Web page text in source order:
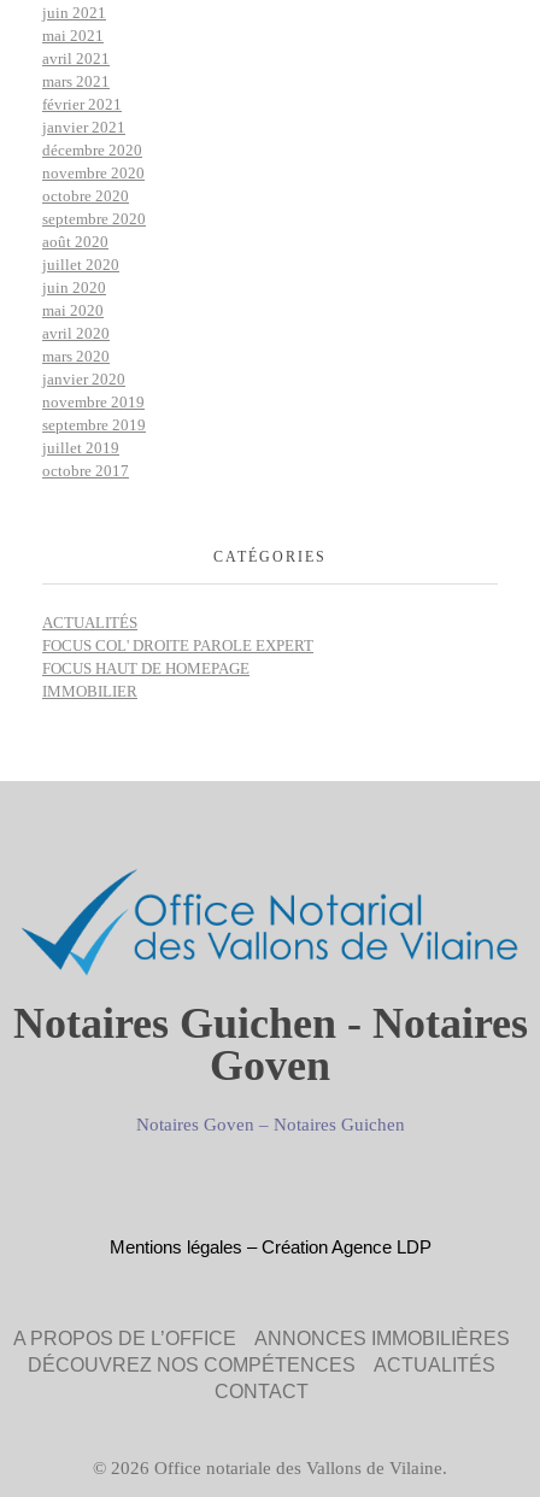
juin 2021
mai 2021
avril 2021
mars 2021
février 2021
janvier 2021
décembre 2020
novembre 2020
octobre 2020
septembre 2020
août 2020
juillet 2020
juin 2020
mai 2020
avril 2020
mars 2020
janvier 2020
novembre 2019
septembre 2019
juillet 2019
octobre 2017
CATÉGORIES
ACTUALITÉS
FOCUS COL' DROITE PAROLE EXPERT
FOCUS HAUT DE HOMEPAGE
IMMOBILIER
Notaires Guichen - Notaires
Goven
A PROPOS DE L’OFFICE
ANNONCES IMMOBILIÈRES
DÉCOUVREZ NOS COMPÉTENCES
ACTUALITÉS
CONTACT
Notaires Goven – Notaires Guichen
© 2026 Office notariale des Vallons de Vilaine.
Mentions légales –Création Agence LDP